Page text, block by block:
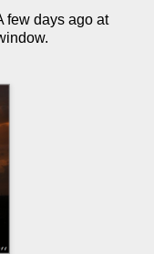
few days ago at